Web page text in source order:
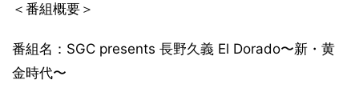
＜番組概要＞
番組名：SGC presents 長野久義 El Dorado〜新・黄
金時代〜